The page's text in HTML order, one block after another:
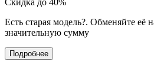
Скидка до 40%
Есть старая модель?. Обменяйте её
значительную сумму
Подробнее